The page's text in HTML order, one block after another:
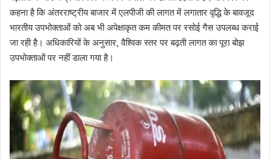
कहना है कि अंतरराष्ट्रीय बाजार में एलपीजी की लागत में लगातार वृद्धि के बावजूद
भारतीय उपभोक्ताओं को अब भी अपेक्षाकृत कम कीमत पर रसोई गैस उपलब्ध कराई
जा रही है। अधिकारियों के अनुसार, वैश्विक स्तर पर बढ़ती लागत का पूरा बोझ
उपभोक्ताओं पर नहीं डाला गया है।